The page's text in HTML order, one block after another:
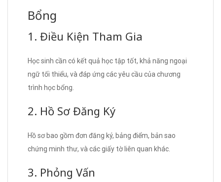
Bổng
1. Điều Kiện Tham Gia
Học sinh cần có kết quả học tập tốt, khả năng ngoại
ngữ tối thiểu, và đáp ứng các yêu cầu của chương
trình học bổng.
2. Hồ Sơ Đăng Ký
Hồ sơ bao gồm đơn đăng ký, bảng điểm, bản sao
chứng minh thư, và các giấy tờ liên quan khác.
3. Phỏng Vấn